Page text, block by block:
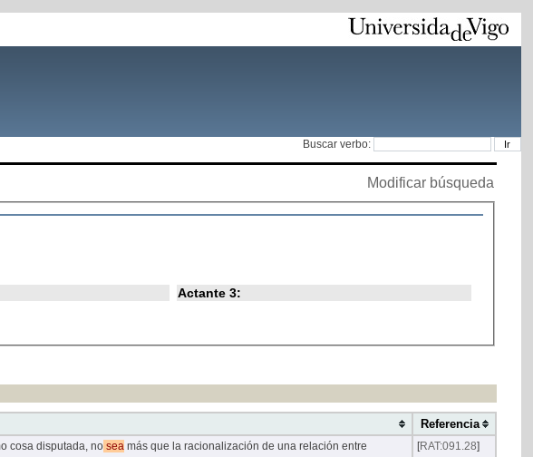
Buscar verbo:
Modificar búsqueda
Actante 3:
Referencia
cosa disputada, noseamás que la racionalización de una relación entre
[RAT:091.28]